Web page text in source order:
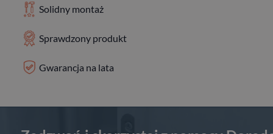
Solidny montaż
Sprawdzony produkt
Gwarancja na lata